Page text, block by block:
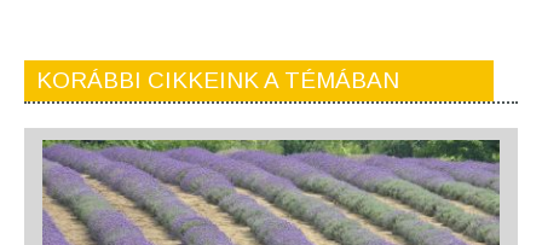
KORÁBBI CIKKEINK A TÉMÁBAN